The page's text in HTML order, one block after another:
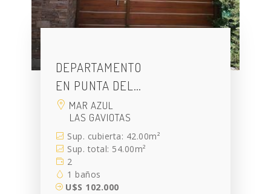
DEPARTAMENTO
EN PUNTA DEL…
MAR AZUL
LAS GAVIOTAS
Sup. cubierta: 42.00m²
Sup. total: 54.00m²
2
1 baños
U$S 102.000